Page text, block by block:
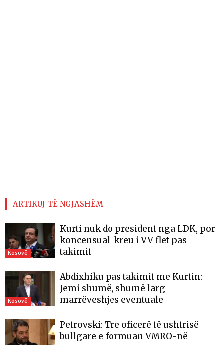
ARTIKUJ TË NGJASHËM
Kosovë
Kurti nuk do president nga LDK, por
koncensual, kreu i VV flet pas
takimit
Kosovë
Abdixhiku pas takimit me Kurtin:
Jemi shumë, shumë larg
marrëveshjes eventuale
Petrovski: Tre oficerë të ushtrisë
bullgare e formuan VMRO-në